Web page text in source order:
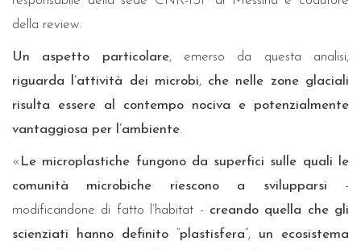
della review.
Un aspetto particolare, emerso da questa analisi,
riguarda l’attività dei microbi, che nelle zone glaciali
risulta essere al contempo nociva e potenzialmente
vantaggiosa per l’ambiente.
« Le microplastiche fungono da superfici sulle quali le
comunità microbiche riescono a svilupparsi -
modificandone di fatto l’habitat - creando quella che gli
scienziati hanno definito “plastisfera”, un ecosistema